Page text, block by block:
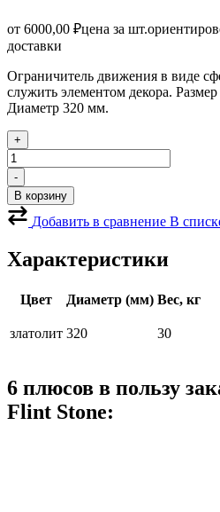
от 6000,00 ₽цена за шт.
доставки
Ограничитель движения в виде
служить элементом декора.
Диаметр 320 мм.
+
Количество
товара
Ограничитель
Шар
златолит
-
В корзину
Добавить в сравнение В
Характеристики
Цвет Диаметр (мм) Вес, кг
златолит 320 30
6 плюсов в пользу
Flint Stone: